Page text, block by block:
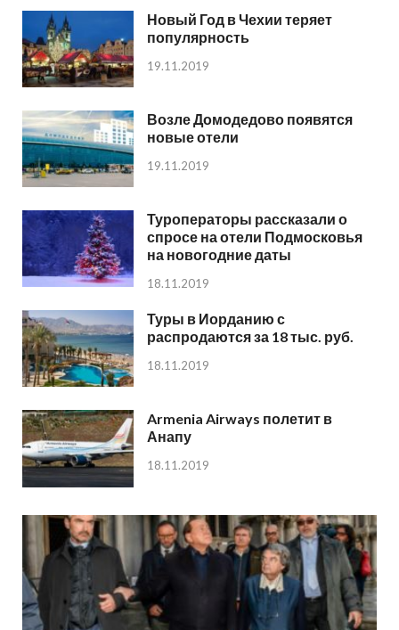
Новый Год в Чехии теряет
популярность
19.11.2019
Возле Домодедово появятся
новые отели
19.11.2019
Туроператоры рассказали о
спросе на отели Подмосковья
на новогодние даты
18.11.2019
Туры в Иорданию с
распродаются за 18 тыс. руб.
18.11.2019
Armenia Airways полетит в
Анапу
18.11.2019